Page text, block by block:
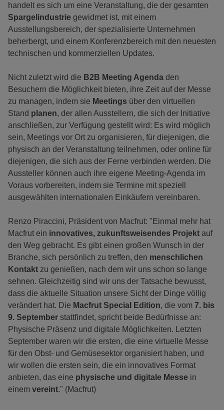
handelt es sich um eine Veranstaltung, die der gesamten
Spargelindustrie gewidmet ist, mit einem
Ausstellungsbereich, der spezialisierte Unternehmen
beherbergt, und einem Konferenzbereich mit den neuesten
technischen und kommerziellen Updates.
Nicht zuletzt wird die B2B Meeting Agenda den
Besuchern die Möglichkeit bieten, ihre Zeit auf der Messe
zu managen, indem sie Meetings über den virtuellen
Stand planen, der allen Ausstellern, die sich der Initiative
anschließen, zur Verfügung gestellt wird: Es wird möglich
sein, Meetings vor Ort zu organisieren, für diejenigen, die
physisch an der Veranstaltung teilnehmen, oder online für
diejenigen, die sich aus der Ferne verbinden werden. Die
Aussteller können auch ihre eigene Meeting-Agenda im
Voraus vorbereiten, indem sie Termine mit speziell
ausgewählten internationalen Einkäufern vereinbaren.
Renzo Piraccini, Präsident von Macfrut: "Einmal mehr hat
Macfrut ein innovatives, zukunftsweisendes Projekt auf
den Weg gebracht. Es gibt einen großen Wunsch in der
Branche, sich persönlich zu treffen, den menschlichen
Kontakt zu genießen, nach dem wir uns schon so lange
sehnen. Gleichzeitig sind wir uns der Tatsache bewusst,
dass die aktuelle Situation unsere Sicht der Dinge völlig
verändert hat. Die Macfrut Special Edition, die vom 7. bis
9. September stattfindet, spricht beide Bedürfnisse an:
Physische Präsenz und digitale Möglichkeiten. Letzten
September waren wir die ersten, die eine virtuelle Messe
für den Obst- und Gemüsesektor organisiert haben, und
wir wollen die ersten sein, die ein innovatives Format
anbieten, das eine physische und digitale Messe in
einem vereint." (Macfrut)